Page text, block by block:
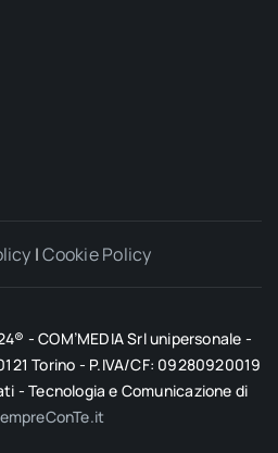
|Cookie Policy
- COM’MEDIA Srl unipersonale -
Torino - P.IVA/CF: 09280920019
- Tecnologia e Comunicazione di